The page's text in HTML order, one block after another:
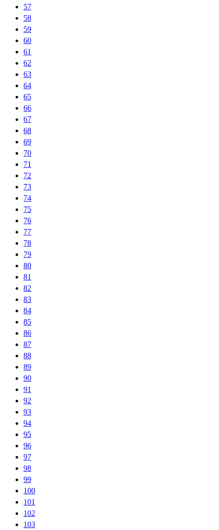
57
58
59
60
61
62
63
64
65
66
67
68
69
70
71
72
73
74
75
76
77
78
79
80
81
82
83
84
85
86
87
88
89
90
91
92
93
94
95
96
97
98
99
100
101
102
103